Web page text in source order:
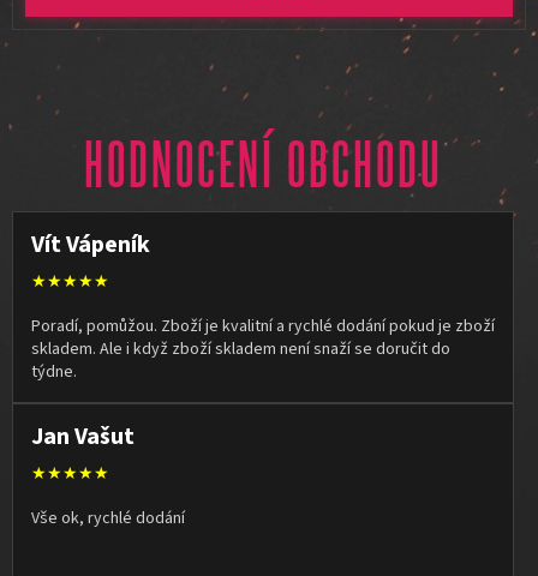
HODNOCENÍ OBCHODU
Vít Vápeník
★★★★★
Poradí, pomůžou. Zboží je kvalitní a rychlé dodání pokud je zboží
skladem. Ale i když zboží skladem není snaží se doručit do
týdne.
Jan Vašut
★★★★★
Vše ok, rychlé dodání